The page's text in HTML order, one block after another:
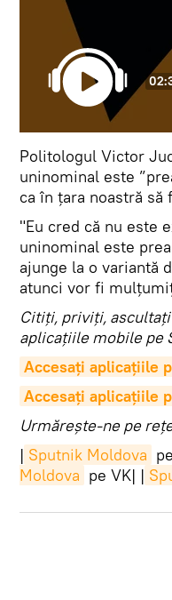
Politologul Victor
uninominal este
ca în țara noastră
"Eu cred că nu este
uninominal este
ajunge la o variantă
atunci vor fi
Citiţi, priviţi,
aplicaţiile mobile pe
Accesaţi aplicaţiile
Accesaţi aplicaţiile
Urmărește-ne pe
| Sputnik Moldova
Moldova pe VK| |